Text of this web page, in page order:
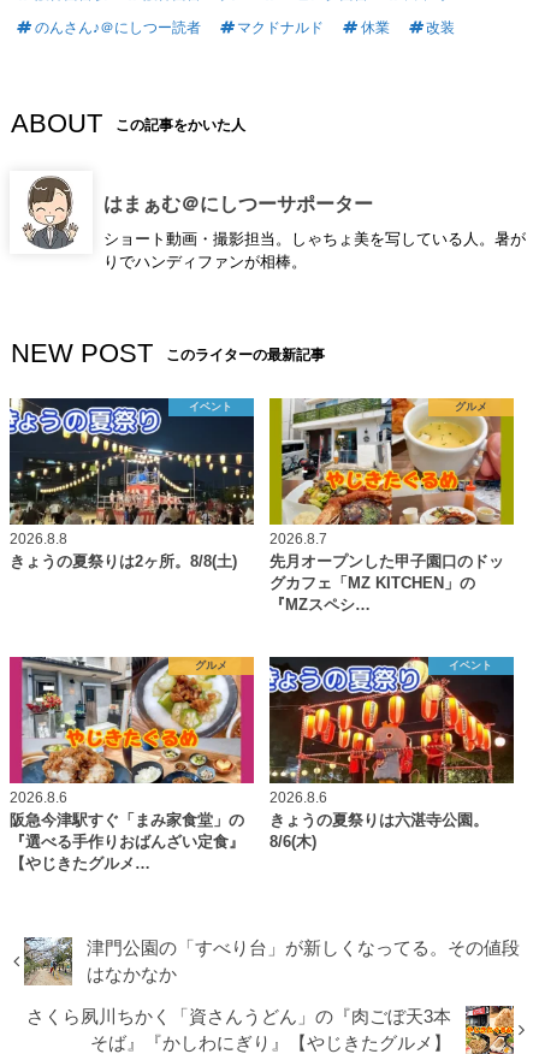
のんさん♪＠にしつー読者
マクドナルド 休業 改装
ABOUT この記事をかいた人
はまぁむ＠にしつーサポーター
ショート動画・撮影担当。しゃちょ美を写している人。暑が
りでハンディファンが相棒。
NEW POST このライターの最新記事
イベント
2026.8.8
きょうの夏祭りは2ヶ所。8/8(土)
グルメ
2026.8.7
先月オープンした甲子園口のドッ
グカフェ「MZ KITCHEN」の
『MZスペシ…
グルメ
2026.8.6
阪急今津駅すぐ「まみ家食堂」の
『選べる手作りおばんざい定食』
【やじきたグルメ…
イベント
2026.8.6
きょうの夏祭りは六湛寺公園。
8/6(木)
津門公園の「すべり台」が新しくなってる。その値段
はなかなか
さくら夙川ちかく「資さんうどん」の『肉ごぼ天3本
そば』『かしわにぎり』【やじきたグルメ】